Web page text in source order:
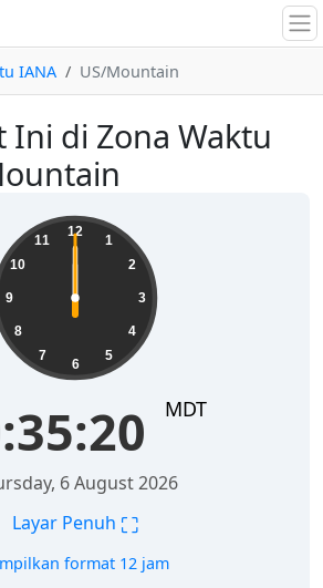
IANA US/Mountain
Ini di Zona Waktu
12
1
2
3
4
5
6
7
8
9
10
11
MDT
6 August 2026
Layar Penuh ⛶
format 12 jam